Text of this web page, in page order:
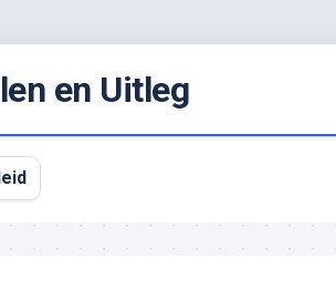
en Uitleg